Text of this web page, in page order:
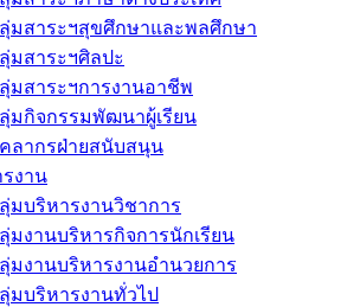
มสาระฯสุขศึกษาและพลศึกษา
มสาระฯศิลปะ
มสาระฯการงานอาชีพ
มกิจกรรมพัฒนาผู้เรียน
ลากรฝ่ายสนับสนุน
งาน
มบริหารงานวิชาการ
มงานบริหารกิจการนักเรียน
มงานบริหารงานอำนวยการ
มบริหารงานทั่วไป